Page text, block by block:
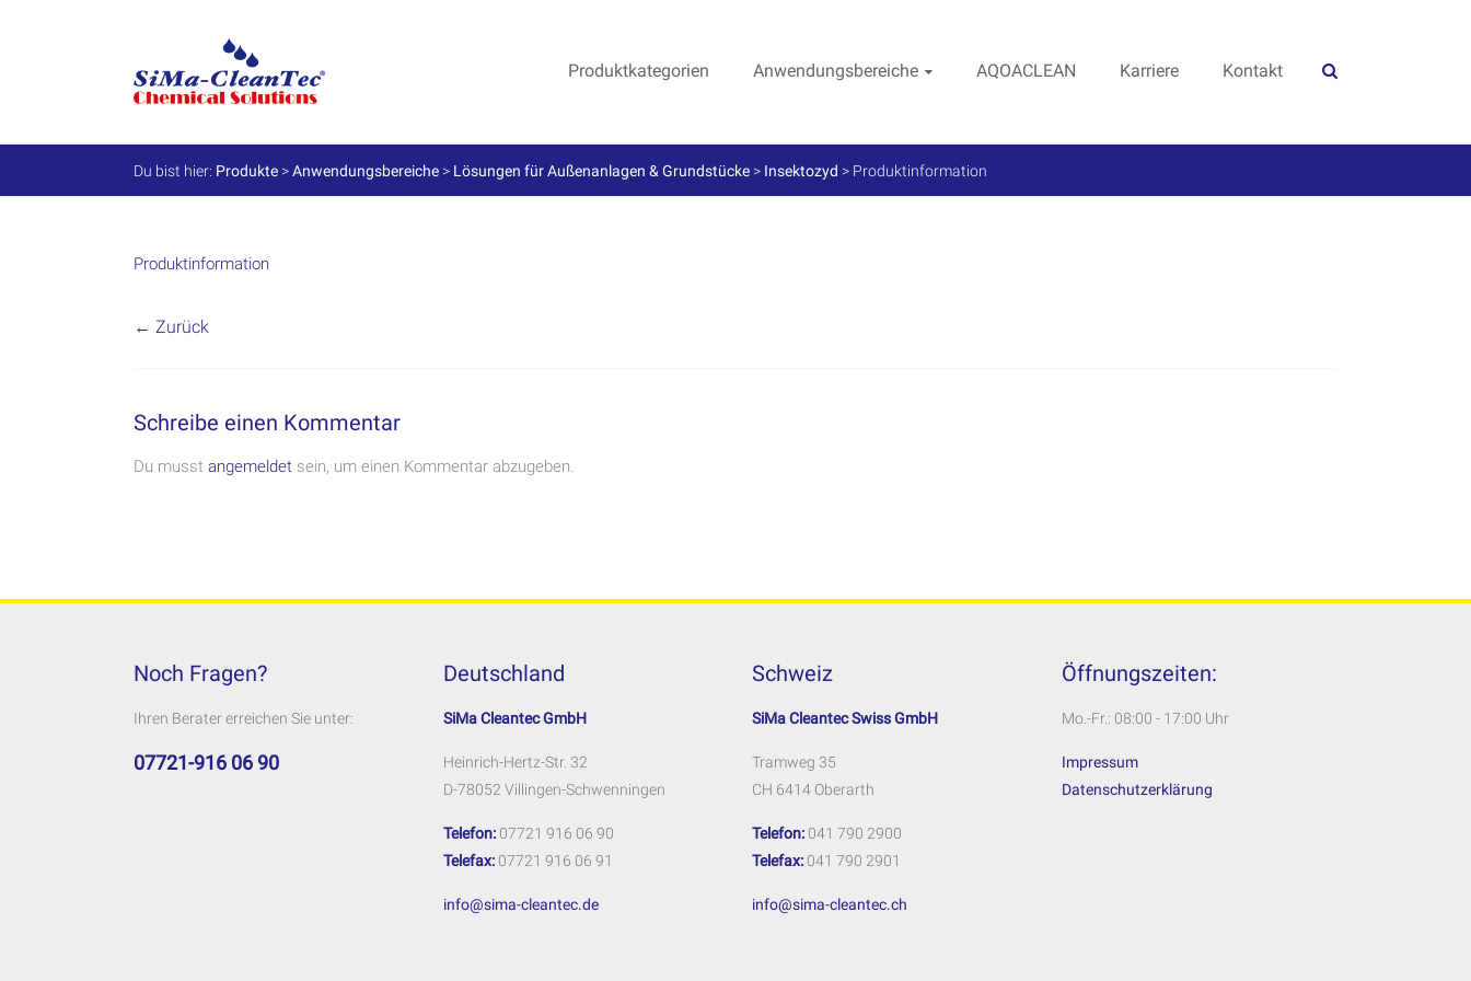
SiMa-
Cleantec
GmbH
Spezialprodukte
und
Produktkategorien Anwendungsbereiche AQOACLEAN Karriere Kontakt
Du bist hier: Produkte >Anwendungsbereiche > Lösungen für Außenanlagen & Grundstücke > Insektozyd > Produktinformation
Produktinformation
← Zurück
Schreibe einen Kommentar
Du musst angemeldet sein, um einen Kommentar abzugeben.
Noch Fragen?
Ihren Berater erreichen Sie unter:
07721-916 06 90
Deutschland
SiMa Cleantec GmbH
Heinrich-Hertz-Str. 32
D-78052 Villingen-Schwenningen
Telefon:07721 916 06 90
Telefax:07721 916 06 91
info@sima-cleantec.de
Schweiz
SiMa Cleantec Swiss GmbH
Tramweg 35
CH 6414 Oberarth
Telefon: 041 790 2900
Telefax: 041 790 2901
info@sima-cleantec.ch
Öffnungszeiten:
Mo.-Fr.: 08:00 - 17:00 Uhr
Impressum
Datenschutzerklärung